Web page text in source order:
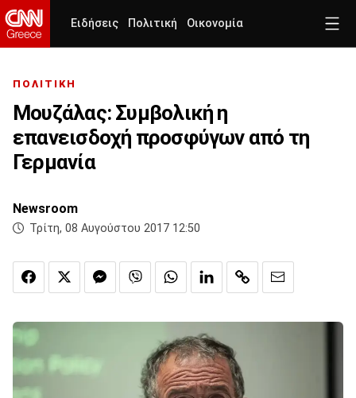
Ειδήσεις Πολιτική Οικονομία
ΠΟΛΙΤΙΚΗ
Μουζάλας: Συμβολική η
επανεισδοχή προσφύγων από τη
Γερμανία
Newsroom
Τρίτη, 08 Αυγούστου 2017 12:50